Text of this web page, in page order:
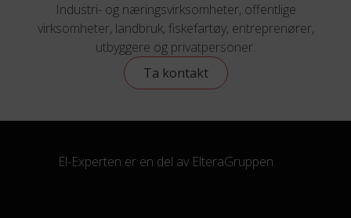
Industri- og næringsvirksomheter, offentlige
virksomheter, landbruk, fiskefartøy, entreprenører,
utbyggere og privatpersoner.
Ta kontakt
El-Experten er en del av ElteraGruppen